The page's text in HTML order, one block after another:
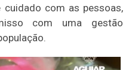
com as pessoas,
com uma gestão